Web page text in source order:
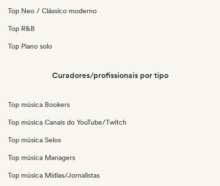
Top Neo / Clássico moderno
Top R&B
Top Piano solo
Curadores/profissionais por tipo
Top música Bookers
Top música Canais do YouTube/Twitch
Top música Selos
Top música Managers
Top música Mídias/Jornalistas